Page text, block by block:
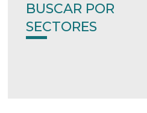
BUSCAR POR
SECTORES